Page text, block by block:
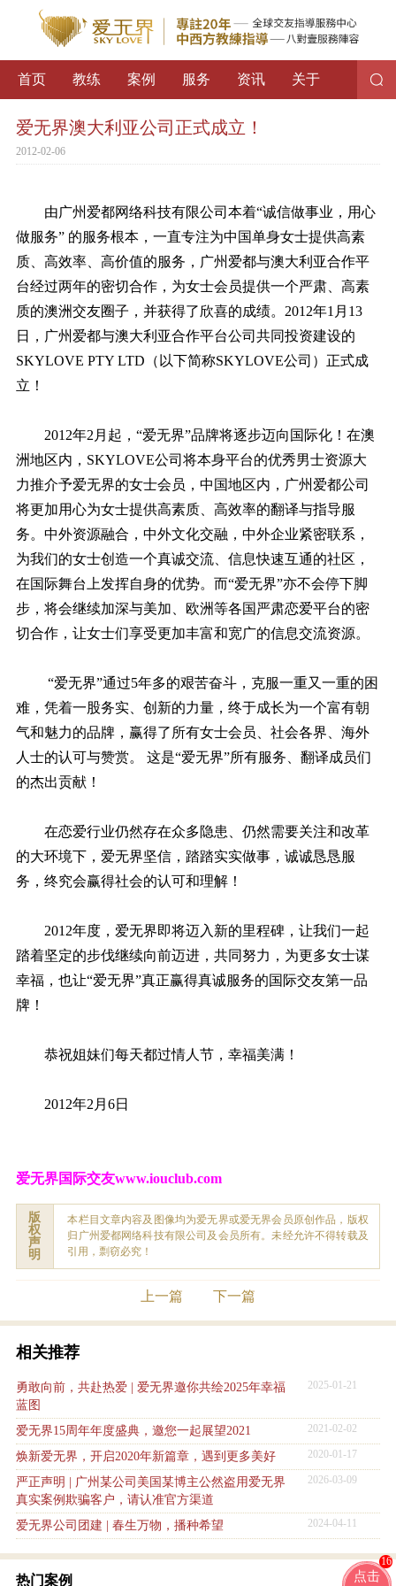
首页 教练 案例 服务 资讯 关于
爱无界澳大利亚公司正式成立！
2012-02-06
由广州爱都网络科技有限公司本着“诚信做事业，用心
做服务” 的服务根本，一直专注为中国单身女士提供高素
质、高效率、高价值的服务，广州爱都与澳大利亚合作平
台经过两年的密切合作，为女士会员提供一个严肃、高素
质的澳洲交友圈子，并获得了欣喜的成绩。2012年1月13
日，广州爱都与澳大利亚合作平台公司共同投资建设的
SKYLOVE PTY LTD（以下简称SKYLOVE公司）正式成
立！
2012年2月起，“爱无界”品牌将逐步迈向国际化！在澳
洲地区内，SKYLOVE公司将本身平台的优秀男士资源大
力推介予爱无界的女士会员，中国地区内，广州爱都公司
将更加用心为女士提供高素质、高效率的翻译与指导服
务。中外资源融合，中外文化交融，中外企业紧密联系，
为我们的女士创造一个真诚交流、信息快速互通的社区，
在国际舞台上发挥自身的优势。而“爱无界”亦不会停下脚
步，将会继续加深与美加、欧洲等各国严肃恋爱平台的密
切合作，让女士们享受更加丰富和宽广的信息交流资源。
“爱无界”通过5年多的艰苦奋斗，克服一重又一重的困
难，凭着一股务实、创新的力量，终于成长为一个富有朝
气和魅力的品牌，赢得了所有女士会员、社会各界、海外
人士的认可与赞赏。 这是“爱无界”所有服务、翻译成员们
的杰出贡献！
在恋爱行业仍然存在众多隐患、仍然需要关注和改革
的大环境下，爱无界坚信，踏踏实实做事，诚诚恳恳服
务，终究会赢得社会的认可和理解！
2012年度，爱无界即将迈入新的里程碑，让我们一起
踏着坚定的步伐继续向前迈进，共同努力，为更多女士谋
幸福，也让“爱无界”真正赢得真诚服务的国际交友第一品
牌！
恭祝姐妹们每天都过情人节，幸福美满！
2012年2月6日
爱无界国际交友www.iouclub.com
版
权
声
明
本栏目文章内容及图像均为爱无界或爱无界会员原创作品，版权
归广州爱都网络科技有限公司及会员所有。未经允许不得转载及
引用，剽窃必究！
上一篇 下一篇
相关推荐
勇敢向前，共赴热爱 | 爱无界邀你共绘2025年幸福
蓝图
2025-01-21
爱无界15周年年度盛典，邀您一起展望2021 2021-02-02
焕新爱无界，开启2020年新篇章，遇到更多美好 2020-01-17
严正声明 | 广州某公司美国某博主公然盗用爱无界
真实案例欺骗客户，请认准官方渠道
2026-03-09
爱无界公司团建 | 春生万物，播种希望 2024-04-11
热门案例
点击
16